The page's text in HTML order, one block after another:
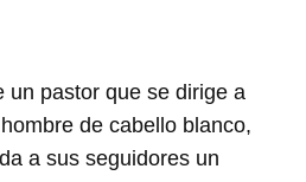
un pastor que se dirige a
de cabello blanco,
a sus seguidores un